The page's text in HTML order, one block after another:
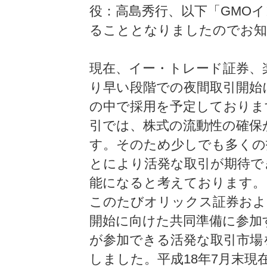
役：高島秀行、以下「GMO
ることとなりましたのでお
現在、イー・トレード証券
り早い段階での夜間取引開
の中で採用を予定しており
引では、株式の流動性の確
す。そのため少しでも多く
とにより活発な取引が期待
能になると考えております。
このたびオリックス証券お
開始に向けた共同準備に参
が参加できる活発な取引市
しました。平成18年7月末現